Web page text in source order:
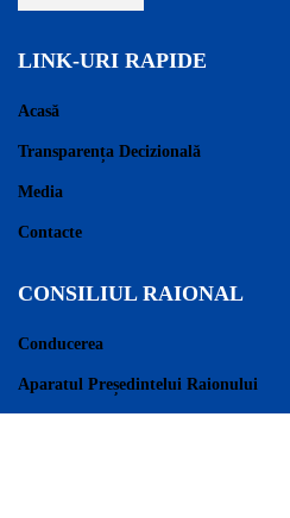
LINK-URI RAPIDE
Acasă
Transparența Decizională
Media
Contacte
CONSILIUL RAIONAL
Conducerea
Aparatul Președintelui Raionului